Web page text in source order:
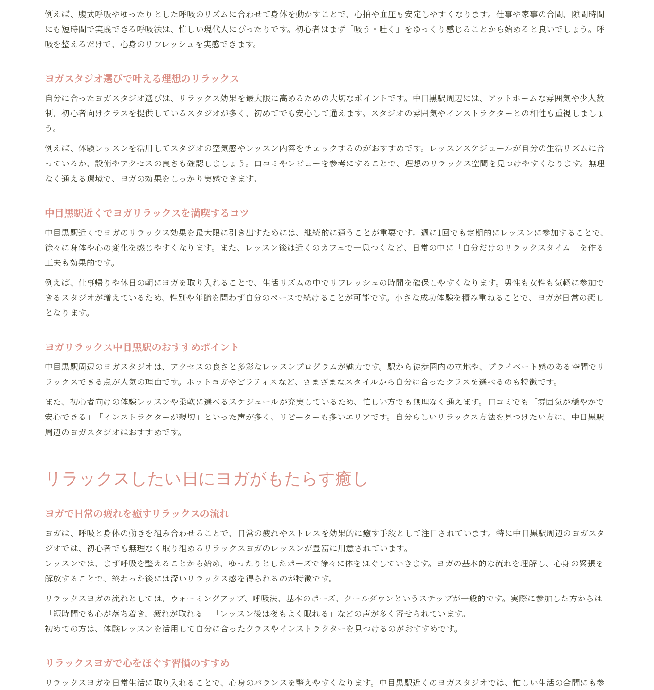
中目黒駅周辺で見つけるヨガのリラックス空間
ヨガ呼吸法でリラックス効果を高める秘訣
リラックスできるヨガ呼吸のポイント紹介
体験レッスンで知るヨガリラックスの魅力
優しい指導で始めるリラックスヨガ体験
リラックス重視のヨガで心身を整える方法
例えば、腹式呼吸やゆったりとした呼吸のリズムに合わせて身体を動かすことで、心拍や血圧も安定しやすくなります。仕事や家事の合間、隙間時間
にも短時間で実践できる呼吸法は、忙しい現代人にぴったりです。初心者はまず「吸う・吐く」をゆっくり感じることから始めると良いでしょう。呼
吸を整えるだけで、心身のリフレッシュを実感できます。
ヨガスタジオ選びで叶える理想のリラックス
自分に合ったヨガスタジオ選びは、リラックス効果を最大限に高めるための大切なポイントです。中目黒駅周辺には、アットホームな雰囲気や少人数
制、初心者向けクラスを提供しているスタジオが多く、初めてでも安心して通えます。スタジオの雰囲気やインストラクターとの相性も重視しましょ
う。
例えば、体験レッスンを活用してスタジオの空気感やレッスン内容をチェックするのがおすすめです。レッスンスケジュールが自分の生活リズムに合
っているか、設備やアクセスの良さも確認しましょう。口コミやレビューを参考にすることで、理想のリラックス空間を見つけやすくなります。無理
なく通える環境で、ヨガの効果をしっかり実感できます。
中目黒駅近くでヨガリラックスを満喫するコツ
中目黒駅近くでヨガのリラックス効果を最大限に引き出すためには、継続的に通うことが重要です。週に1回でも定期的にレッスンに参加することで、
徐々に身体や心の変化を感じやすくなります。また、レッスン後は近くのカフェで一息つくなど、日常の中に「自分だけのリラックスタイム」を作る
工夫も効果的です。
例えば、仕事帰りや休日の朝にヨガを取り入れることで、生活リズムの中でリフレッシュの時間を確保しやすくなります。男性も女性も気軽に参加で
きるスタジオが増えているため、性別や年齢を問わず自分のペースで続けることが可能です。小さな成功体験を積み重ねることで、ヨガが日常の癒し
となります。
ヨガリラックス中目黒駅のおすすめポイント
中目黒駅周辺のヨガスタジオは、アクセスの良さと多彩なレッスンプログラムが魅力です。駅から徒歩圏内の立地や、プライベート感のある空間でリ
ラックスできる点が人気の理由です。ホットヨガやピラティスなど、さまざまなスタイルから自分に合ったクラスを選べるのも特徴です。
また、初心者向けの体験レッスンや柔軟に選べるスケジュールが充実しているため、忙しい方でも無理なく通えます。口コミでも「雰囲気が穏やかで
安心できる」「インストラクターが親切」といった声が多く、リピーターも多いエリアです。自分らしいリラックス方法を見つけたい方に、中目黒駅
周辺のヨガスタジオはおすすめです。
リラックスしたい日にヨガがもたらす癒し
ヨガで日常の疲れを癒すリラックスの流れ
ヨガは、呼吸と身体の動きを組み合わせることで、日常の疲れやストレスを効果的に癒す手段として注目されています。特に中目黒駅周辺のヨガスタ
ジオでは、初心者でも無理なく取り組めるリラックスヨガのレッスンが豊富に用意されています。
レッスンでは、まず呼吸を整えることから始め、ゆったりとしたポーズで徐々に体をほぐしていきます。ヨガの基本的な流れを理解し、心身の緊張を
解放することで、終わった後には深いリラックス感を得られるのが特徴です。
リラックスヨガの流れとしては、ウォーミングアップ、呼吸法、基本のポーズ、クールダウンというステップが一般的です。実際に参加した方からは
「短時間でも心が落ち着き、疲れが取れる」「レッスン後は夜もよく眠れる」などの声が多く寄せられています。
初めての方は、体験レッスンを活用して自分に合ったクラスやインストラクターを見つけるのがおすすめです。
リラックスヨガで心をほぐす習慣のすすめ
リラックスヨガを日常生活に取り入れることで、心身のバランスを整えやすくなります。中目黒駅近くのヨガスタジオでは、忙しい生活の合間にも参
お問い合わせはこちら